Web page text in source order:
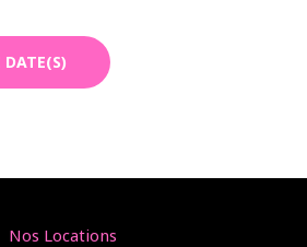
DATE(S)
Nos Locations